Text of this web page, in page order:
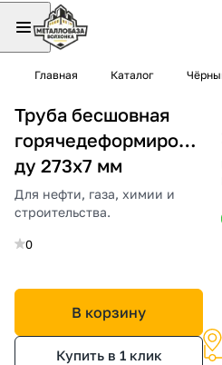
Главная Каталог
Труба бесшовная
ду 273х7 мм
Для нефти, газа, химии и
строительства.
0
В корзину
Купить в 1 клик